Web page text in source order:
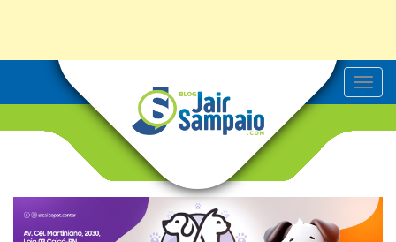
T
o
v
g